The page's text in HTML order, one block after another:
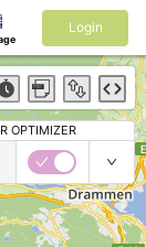
Login
OPTIMIZER